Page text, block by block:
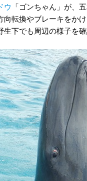
ウ
「ゴンちゃん」が、
向転換やブレーキをか
生下でも周辺の様子を